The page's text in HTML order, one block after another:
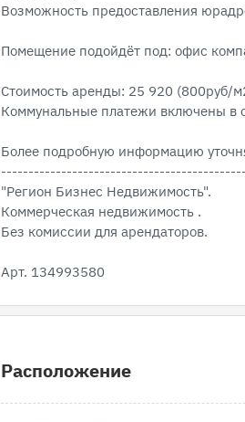
Возможность предоставления
Помещение подойдёт под: офис
Стоимость аренды: 25 920 (800руб/
Коммунальные платежи включены в
Более подробную информацию
"Регион Бизнес Недвижимость".
Коммерческая недвижимость .
Без комиссии для арендаторов.
Арт. 134993580
Расположение